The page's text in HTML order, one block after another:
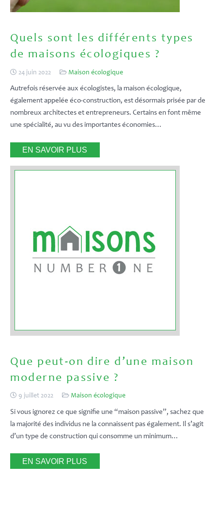
Quels sont les différents types
de maisons écologiques ?
24 juin 2022 Maison écologique
Autrefois réservée aux écologistes, la maison écologique,
également appelée éco-construction, est désormais prisée par de
nombreux architectes et entrepreneurs. Certains en font même
une spécialité, au vu des importantes économies…
EN SAVOIR PLUS
Que peut-on dire d’une maison
moderne passive ?
9 juillet 2022 Maison écologique
Si vous ignorez ce que signifie une “maison passive”, sachez que
la majorité des individus ne la connaissent pas également. Il s’agit
d’un type de construction qui consomme un minimum…
EN SAVOIR PLUS